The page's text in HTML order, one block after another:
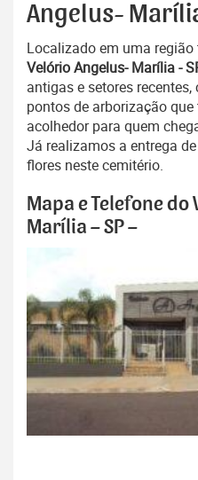
Angelus-
Localizado em uma
Velório Angelus- Marília -
antigas e setores
pontos de arborização
acolhedor para quem
Já realizamos a entrega
flores neste cemitério.
Mapa e Telefone
Marília – SP –